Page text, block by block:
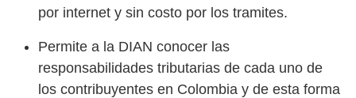
por internet y sin costo por los tramites.
Permite a la DIAN conocer las
responsabilidades tributarias de cada uno de
los contribuyentes en Colombia y de esta forma